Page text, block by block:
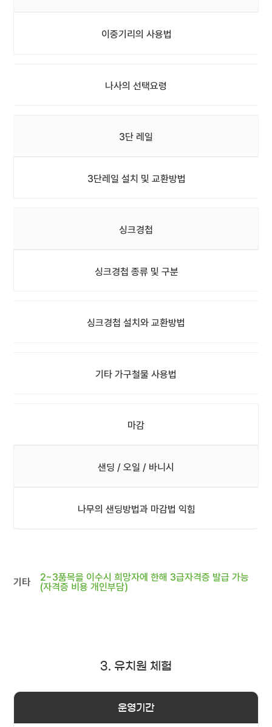
이중기리의 사용법
나사의 선택요령
3단 레일
3단레일 설치 및 교환방법
싱크경첩
싱크경첩 종류 및 구분
싱크경첩 설치와 교환방법
기타 가구철물 사용법
마감
샌딩 / 오일 / 바니시
나무의 샌딩방법과 마감법 익힘
기타
2~3품목을 이수시 희망자에 한해 3급자격증 발급 가능
(자격증 비용 개인부담)
3. 유치원 체험
운영기간